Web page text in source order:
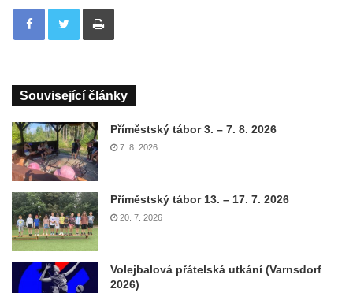
Tisknout
Související články
Příměstský tábor 3. – 7. 8. 2026
7. 8. 2026
Příměstský tábor 13. – 17. 7. 2026
20. 7. 2026
Volejbalová přátelská utkání (Varnsdorf
2026)